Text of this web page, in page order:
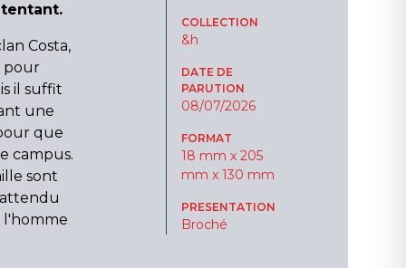
Costa,
pour
il suffit
une
que
campus.
sont
l'homme
COLLECTION
&h
DATE DE
PARUTION
08/07/2026
FORMAT
18 mm x 205
mm x 130 mm
PRESENTATION
Broché